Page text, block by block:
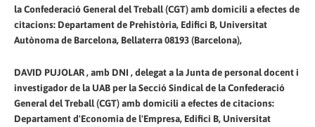
la Confederació General del Treball (CGT) amb domicili a efectes de
citacions: Departament de Prehistòria, Edifici B, Universitat
Autònoma de Barcelona, Bellaterra 08193 (Barcelona),
DAVID PUJOLAR , amb DNI , delegat a la Junta de personal docent i
investigador de la UAB per la Secció Sindical de la Confederació
General del Treball (CGT) amb domicili a efectes de citacions:
Departament d'Economia de l'Empresa, Edifici B, Universitat